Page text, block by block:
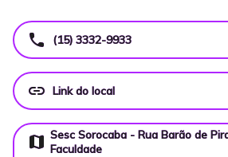
call (15) 3332-9933
link Link do local
map Sesc Sorocaba - Rua Barão de
Faculdade